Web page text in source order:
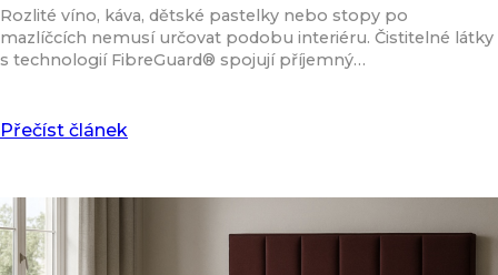
Rozlité víno, káva, dětské pastelky nebo stopy po
mazlíčcích nemusí určovat podobu interiéru. Čistitelné látky
s technologií FibreGuard® spojují příjemný…
Přečíst článek